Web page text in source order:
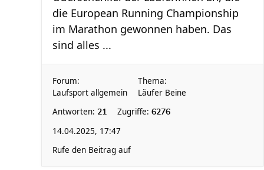
die European Running Championship
im Marathon gewonnen haben. Das
sind alles ...
Forum:
Laufsport allgemein
Thema:
Läufer Beine
Antworten: 21 Zugriffe: 6276
14.04.2025, 17:47
Rufe den Beitrag auf